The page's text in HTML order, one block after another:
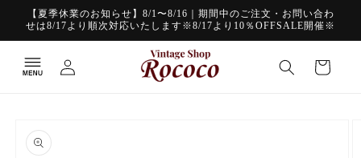
ンツに
進む
【夏季休業のお知らせ】8/1〜8/16｜期間中のご注文・お問い合わ
せは8/17より順次対応いたします※8/17より10％OFFSALE開催※
イ
ー
報にス
キップ